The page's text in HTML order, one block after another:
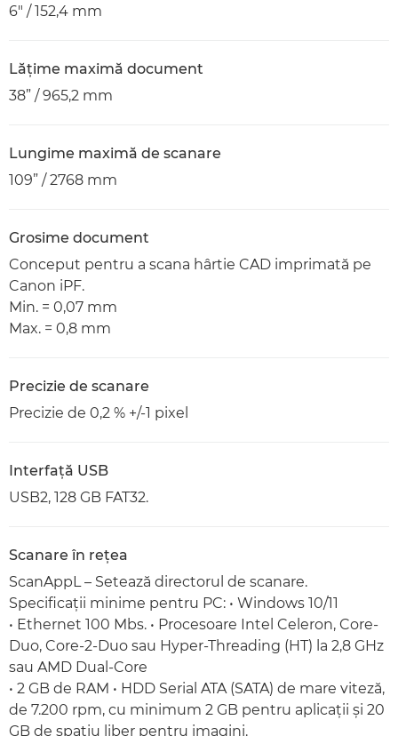
6" / 152,4 mm
Lăţime maximă document
38” / 965,2 mm
Lungime maximă de scanare
109” / 2768 mm
Grosime document
Conceput pentru a scana hârtie CAD imprimată pe
Canon iPF.
Min. = 0,07 mm
Max. = 0,8 mm
Precizie de scanare
Precizie de 0,2 % +/-1 pixel
Interfaţă USB
USB2, 128 GB FAT32.
Scanare în reţea
ScanAppL – Setează directorul de scanare.
Specificaţii minime pentru PC: • Windows 10/11
• Ethernet 100 Mbs. • Procesoare Intel Celeron, Core-
Duo, Core-2-Duo sau Hyper-Threading (HT) la 2,8 GHz
sau AMD Dual-Core
• 2 GB de RAM • HDD Serial ATA (SATA) de mare viteză,
de 7.200 rpm, cu minimum 2 GB pentru aplicaţii şi 20
GB de spaţiu liber pentru imagini.